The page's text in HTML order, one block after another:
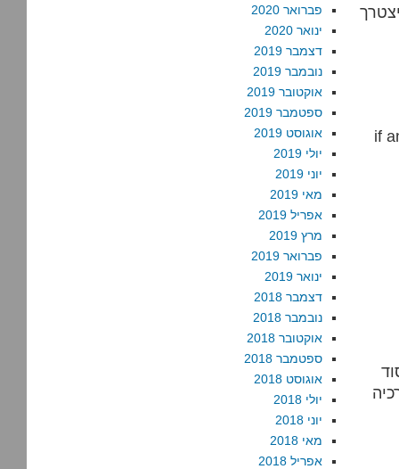
if
פברואר 2020
ינואר 2020
דצמבר 2019
נובמבר 2019
אוקטובר 2019
ספטמבר 2019
אוגוסט 2019
יולי 2019
יוני 2019
מאי 2019
אפריל 2019
מרץ 2019
פברואר 2019
ינואר 2019
דצמבר 2018
נובמבר 2018
אוקטובר 2018
ספטמבר 2018
אוגוסט 2018
יולי 2018
יוני 2018
מאי 2018
אפריל 2018